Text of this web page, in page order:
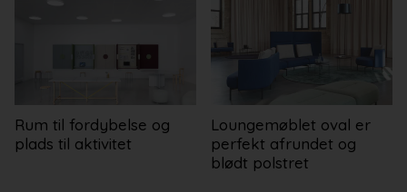
Rum til fordybelse og
plads til aktivitet
Loungemøblet oval er
perfekt afrundet og
blødt polstret